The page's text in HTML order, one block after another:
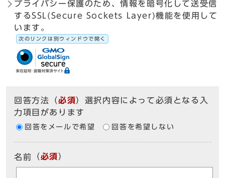
プライバシー保護のため、情報を暗号化して送受信
するSSL(Secure Sockets Layer)機能を使用して
います。
次のリンクは別ウィンドウで開く
回答方法 （必須）選択内容によって必須となる入
力項目があります
回答をメールで希望 回答を希望しない
名前 （必須）